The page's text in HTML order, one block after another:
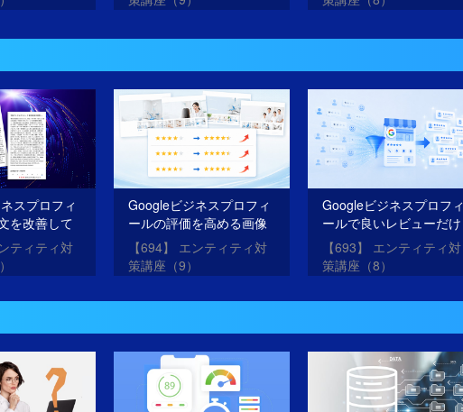
スプロフィ
を改善して
AIOを成功
ティティ対
Googleビジネスプロフィ
ールの評価を高める画像
を投稿する方法
【694】 エンティティ対
策講座（9）
Googleビジネスプロフィ
ールで良いレビューだけ
を獲得する方法
【693】 エンティティ対
策講座（8）